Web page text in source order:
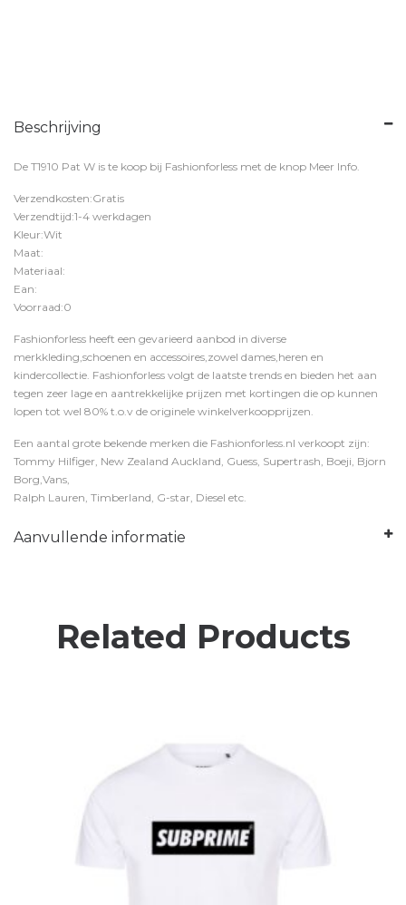
Beschrijving
De T1910 Pat W is te koop bij Fashionforless met de knop Meer Info.
Verzendkosten:Gratis
Verzendtijd:1-4 werkdagen
Kleur:Wit
Maat:
Materiaal:
Ean:
Voorraad:0
Fashionforless heeft een gevarieerd aanbod in diverse
merkkleding,schoenen en accessoires,zowel dames,heren en
kindercollectie. Fashionforless volgt de laatste trends en bieden het aan
tegen zeer lage en aantrekkelijke prijzen met kortingen die op kunnen
lopen tot wel 80% t.o.v de originele winkelverkoopprijzen.
Een aantal grote bekende merken die Fashionforless.nl verkoopt zijn:
Tommy Hilfiger, New Zealand Auckland, Guess, Supertrash, Boeji, Bjorn
Borg,Vans,
Ralph Lauren, Timberland, G-star, Diesel etc.
Aanvullende informatie
Related Products